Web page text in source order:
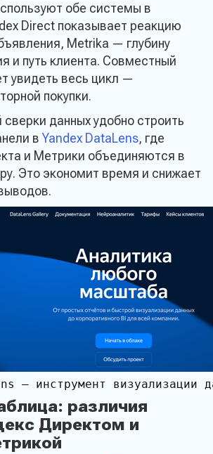
обе системы в
Direct показывает реакцию
Metrika — глубину
и путь клиента. Совместный
увидеть весь цикл —
покупки.
данных удобно строить
вYandex DataLens, где
и Метрики объединяются в
Это экономит время и снижает
— инструмент визуализации
различия
Директом и